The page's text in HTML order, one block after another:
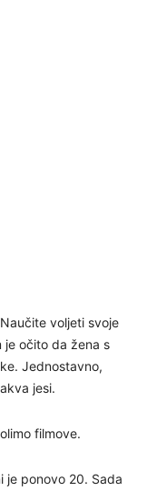
voljeti svoje
je očito da žena s
Jednostavno,
jesi.
filmove.
je ponovo 20. Sada